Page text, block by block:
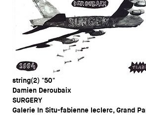
string(2) "50"
Damien Deroubaix
SURGERY
Galerie In Situ-fabienne leclerc, Grand